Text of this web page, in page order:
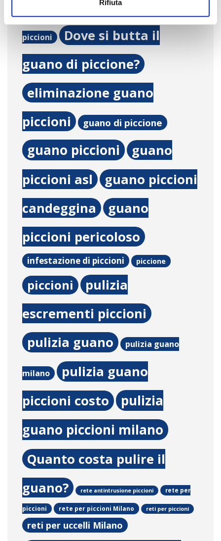
Rifiuta
dissuasore piccioni
piccioni
Dove si butta il
guano di piccione?
eliminazione guano
piccioni
guano di piccione
guano piccioni
guano
piccioni asl
guano piccioni
candeggina
guano
piccioni pericoloso
infestazione di piccioni piccione
piccioni
pulizia
escrementi piccioni
pulizia guano pulizia guano
milano
pulizia guano
piccioni costo
pulizia
guano piccioni milano
Quanto costa pulire il
guano?
rete antintrusione piccioni rete per
piccioni rete per piccioni Milano reti per piccioni
reti per uccelli Milano